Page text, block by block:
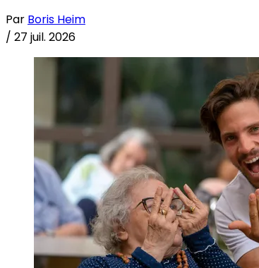
Par Boris Heim
/ 27 juil. 2026